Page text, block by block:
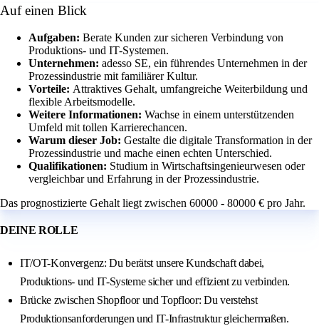
Auf einen Blick
Aufgaben: Berate Kunden zur sicheren Verbindung von
Produktions- und IT-Systemen.
Unternehmen: adesso SE, ein führendes Unternehmen in der
Prozessindustrie mit familiärer Kultur.
Vorteile: Attraktives Gehalt, umfangreiche Weiterbildung und
flexible Arbeitsmodelle.
Weitere Informationen: Wachse in einem unterstützenden
Umfeld mit tollen Karrierechancen.
Warum dieser Job: Gestalte die digitale Transformation in der
Prozessindustrie und mache einen echten Unterschied.
Qualifikationen: Studium in Wirtschaftsingenieurwesen oder
vergleichbar und Erfahrung in der Prozessindustrie.
Das prognostizierte Gehalt liegt zwischen 60000 - 80000 € pro Jahr.
DEINE ROLLE
IT/OT-Konvergenz: Du berätst unsere Kundschaft dabei,
Produktions- und IT-Systeme sicher und effizient zu verbinden.
Brücke zwischen Shopfloor und Topfloor: Du verstehst
Produktionsanforderungen und IT-Infrastruktur gleichermaßen.